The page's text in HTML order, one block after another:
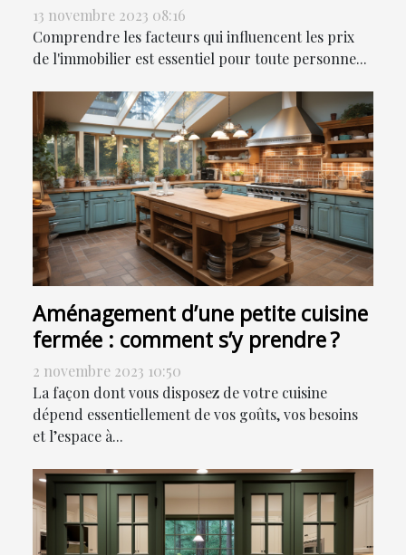
13 novembre 2023 08:16
Comprendre les facteurs qui influencent les prix
de l'immobilier est essentiel pour toute personne...
Aménagement d’une petite cuisine
fermée : comment s’y prendre ?
2 novembre 2023 10:50
La façon dont vous disposez de votre cuisine
dépend essentiellement de vos goûts, vos besoins
et l’espace à...